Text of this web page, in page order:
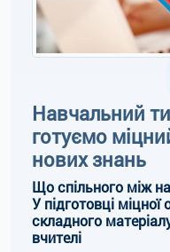
Навчальний
готуємо
нових знань
Що спільного між
У підготовці
складного
вчителі